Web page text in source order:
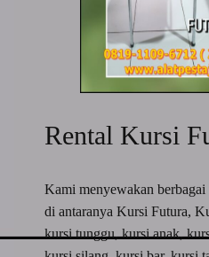
Rental Kursi
Kami menyewakan
di antaranya Kursi Futura,
kursi tunggu, kursi anak,